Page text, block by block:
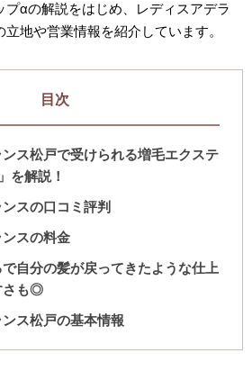
αの解説をはじめ、レディスアデラ
地や営業情報を紹介しています。
目次
ス松戸で受けられる増毛エクステ
を解説！
スの口コミ評判
スの料金
で自分の髪が戻ってきたような仕上
さも◎
ス松戸の基本情報